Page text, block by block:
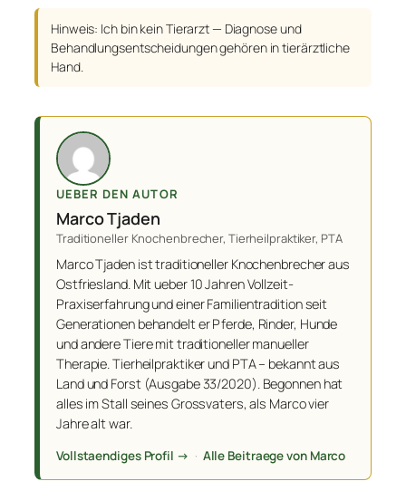
Hinweis: Ich bin kein Tierarzt — Diagnose und
Behandlungsentscheidungen gehören in tierärztliche
Hand.
UEBER DEN AUTOR
Marco Tjaden
Traditioneller Knochenbrecher, Tierheilpraktiker, PTA
Marco Tjaden ist traditioneller Knochenbrecher aus
Ostfriesland. Mit ueber 10 Jahren Vollzeit-
Praxiserfahrung und einer Familientradition seit
Generationen behandelt er Pferde, Rinder, Hunde
und andere Tiere mit traditioneller manueller
Therapie. Tierheilpraktiker und PTA – bekannt aus
Land und Forst (Ausgabe 33/2020). Begonnen hat
alles im Stall seines Grossvaters, als Marco vier
Jahre alt war.
Vollstaendiges Profil → · Alle Beitraege von Marco